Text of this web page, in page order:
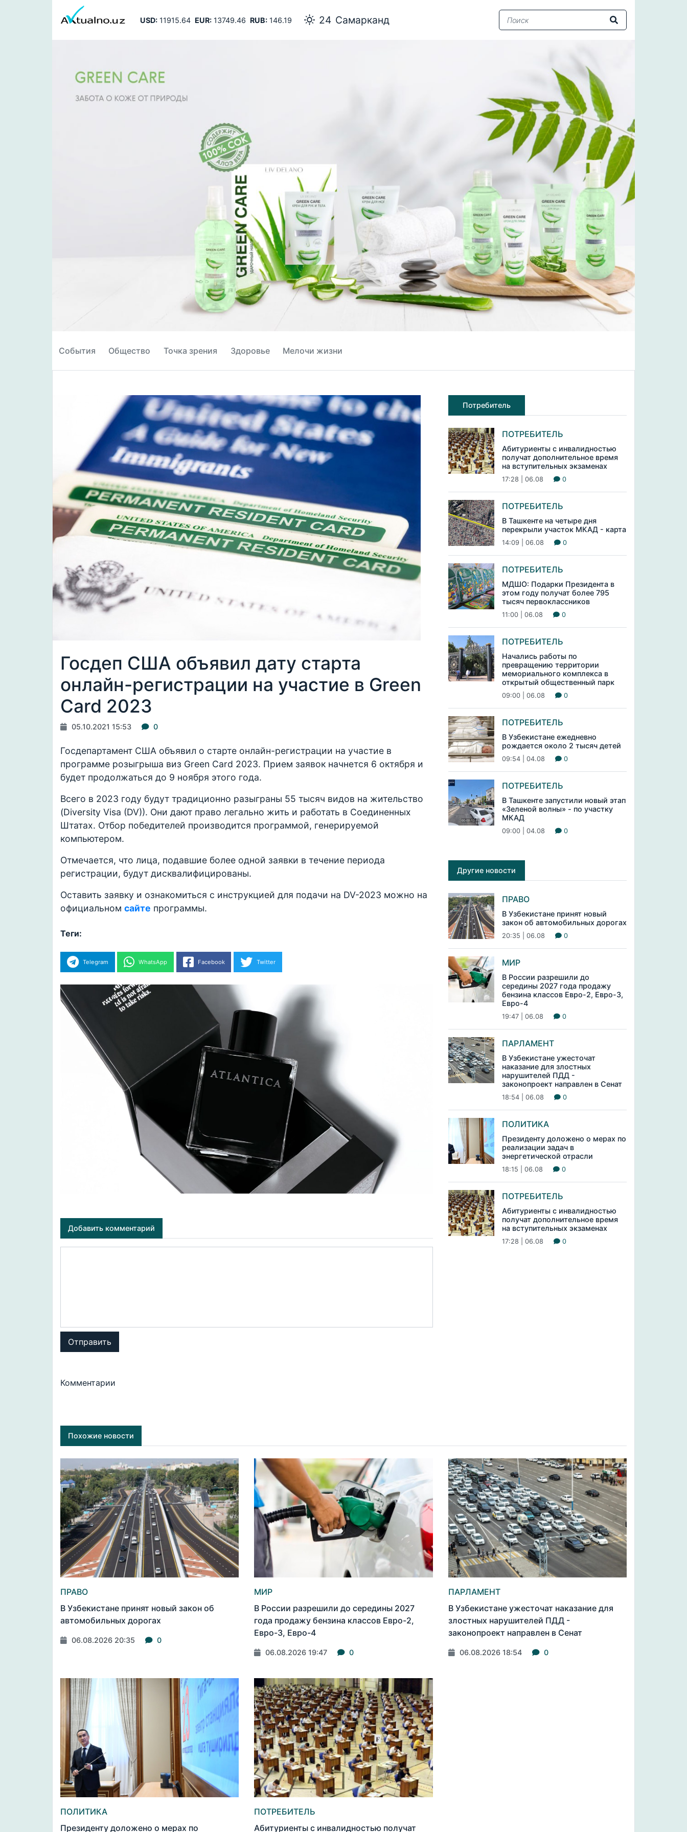
USD:11915.64 EUR:13749.46 RUB:146.19 24 Самарканд
События Общество Точка зрения Здоровье Мелочи жизни
Госдеп США объявил дату старта
онлайн-регистрации на участие в Green
Card 2023
05.10.2021 15:53 0
Госдепартамент США объявил о старте онлайн-регистрации на участие в
программе розыгрыша виз Green Card 2023. Прием заявок начнется 6 октября и
будет продолжаться до 9 ноября этого года.
Всего в 2023 году будут традиционно разыграны 55 тысяч видов на жительство
(Diversity Visa (DV)). Они дают право легально жить и работать в Соединенных
Штатах. Отбор победителей производится программой, генерируемой
компьютером.
Отмечается, что лица, подавшие более одной заявки в течение периода
регистрации, будут дисквалифицированы.
Оставить заявку и ознакомиться с инструкцией для подачи на DV-2023 можно на
официальном сайте программы.
Теги:
Telegram WhatsApp Facebook Twitter
Добавить комментарий
Отправить
Комментарии
Потребитель
ПОТРЕБИТЕЛЬ
Абитуриенты с инвалидностью
получат дополнительное время
на вступительных экзаменах
17:28 | 06.08 0
ПОТРЕБИТЕЛЬ
В Ташкенте на четыре дня
перекрыли участок МКАД - карта
14:09 | 06.08 0
ПОТРЕБИТЕЛЬ
МДШО: Подарки Президента в
этом году получат более 795
тысяч первоклассников
11:00 | 06.08 0
ПОТРЕБИТЕЛЬ
Начались работы по
превращению территории
мемориального комплекса в
открытый общественный парк
09:00 | 06.08 0
ПОТРЕБИТЕЛЬ
В Узбекистане ежедневно
рождается около 2 тысяч детей
09:54 | 04.08 0
ПОТРЕБИТЕЛЬ
В Ташкенте запустили новый этап
«Зеленой волны» - по участку
МКАД
09:00 | 04.08 0
Другие новости
ПРАВО
В Узбекистане принят новый
закон об автомобильных дорогах
20:35 | 06.08 0
МИР
В России разрешили до
середины 2027 года продажу
бензина классов Евро-2, Евро-3,
Евро-4
19:47 | 06.08 0
ПАРЛАМЕНТ
В Узбекистане ужесточат
наказание для злостных
нарушителей ПДД -
законопроект направлен в Сенат
18:54 | 06.08 0
ПОЛИТИКА
Президенту доложено о мерах по
реализации задач в
энергетической отрасли
18:15 | 06.08 0
ПОТРЕБИТЕЛЬ
Абитуриенты с инвалидностью
получат дополнительное время
на вступительных экзаменах
17:28 | 06.08 0
Похожие новости
ПРАВО
В Узбекистане принят новый закон об
автомобильных дорогах
06.08.2026 20:35 0
МИР
В России разрешили до середины 2027
года продажу бензина классов Евро-2,
Евро-3, Евро-4
06.08.2026 19:47 0
ПАРЛАМЕНТ
В Узбекистане ужесточат наказание для
злостных нарушителей ПДД -
законопроект направлен в Сенат
06.08.2026 18:54 0
ПОЛИТИКА
Президенту доложено о мерах по
ПОТРЕБИТЕЛЬ
Абитуриенты с инвалидностью получат